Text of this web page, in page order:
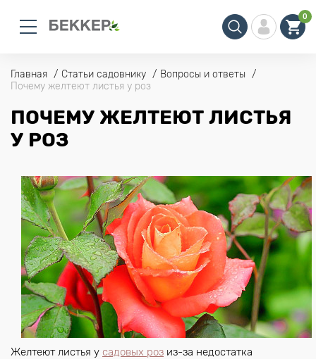
0
Главная Статьи садовнику
Вопросы и ответы
Почему желтеют листья у роз
ПОЧЕМУ ЖЕЛТЕЮТ ЛИСТЬЯ
У РОЗ
Желтеют листья у садовых роз из-за недостатка